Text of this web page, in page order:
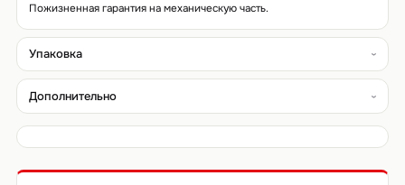
Пожизненная гарантия на механическую часть.
Упаковка
Дополнительно